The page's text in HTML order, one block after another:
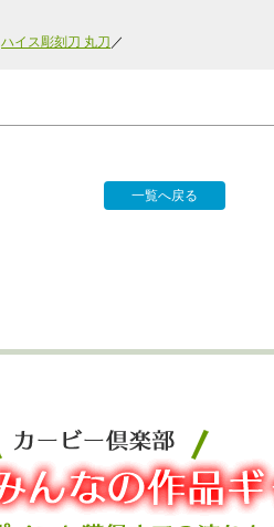
ハイス彫刻刀 丸刀
一覧へ戻る